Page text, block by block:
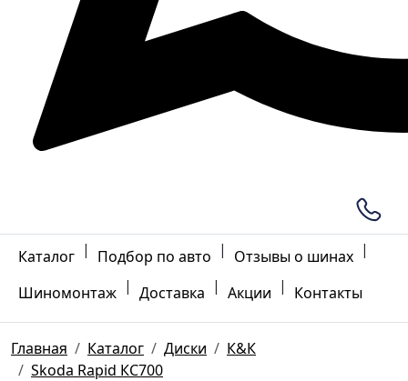
Каталог | Подбор по авто | Отзывы о шинах |
Шиномонтаж | Доставка | Акции | Контакты
Главная Каталог Диски
К&К
Skoda Rapid КС700